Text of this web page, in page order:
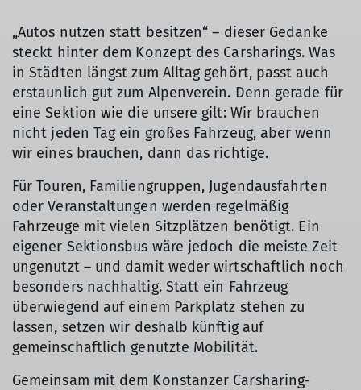
„Autos nutzen statt besitzen“ – dieser Gedanke
steckt hinter dem Konzept des Carsharings. Was
in Städten längst zum Alltag gehört, passt auch
erstaunlich gut zum Alpenverein. Denn gerade für
eine Sektion wie die unsere gilt: Wir brauchen
nicht jeden Tag ein großes Fahrzeug, aber wenn
wir eines brauchen, dann das richtige.
Für Touren, Familiengruppen, Jugendausfahrten
oder Veranstaltungen werden regelmäßig
Fahrzeuge mit vielen Sitzplätzen benötigt. Ein
eigener Sektionsbus wäre jedoch die meiste Zeit
ungenutzt – und damit weder wirtschaftlich noch
besonders nachhaltig. Statt ein Fahrzeug
überwiegend auf einem Parkplatz stehen zu
lassen, setzen wir deshalb künftig auf
gemeinschaftlich genutzte Mobilität.
Gemeinsam mit dem Konstanzer Carsharing-